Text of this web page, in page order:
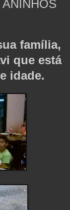
família,
que está
idade.